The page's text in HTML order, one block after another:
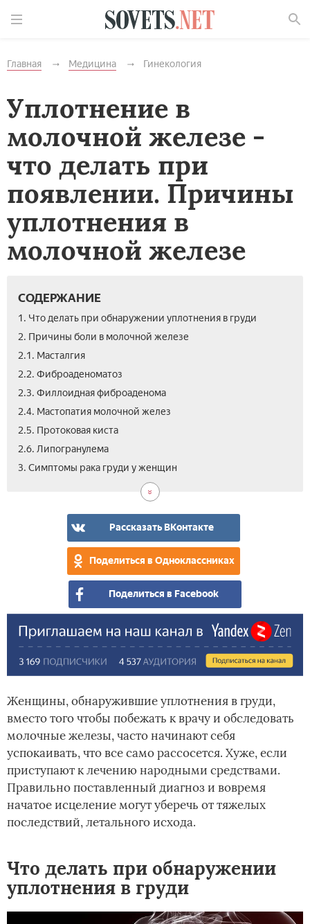
Главная Медицина Гинекология
Уплотнение в
молочной железе -
что делать при
появлении. Причины
уплотнения в
молочной железе
СОДЕРЖАНИЕ
1. Что делать при обнаружении уплотнения в груди
2. Причины боли в молочной железе
2.1. Масталгия
2.2. Фиброаденоматоз
2.3. Филлоидная фиброаденома
2.4. Мастопатия молочной желез
2.5. Протоковая киста
2.6. Липогранулема
3. Симптомы рака груди у женщин
Рассказать ВКонтакте
Поделиться в Одноклассниках
Поделиться в Facebook
Женщины, обнаружившие уплотнения в груди,
вместо того чтобы побежать к врачу и обследовать
молочные железы, часто начинают себя
успокаивать, что все само рассосется. Хуже, если
приступают к лечению народными средствами.
Правильно поставленный диагноз и вовремя
начатое исцеление могут уберечь от тяжелых
последствий, летального исхода.
Что делать при обнаружении
уплотнения в груди